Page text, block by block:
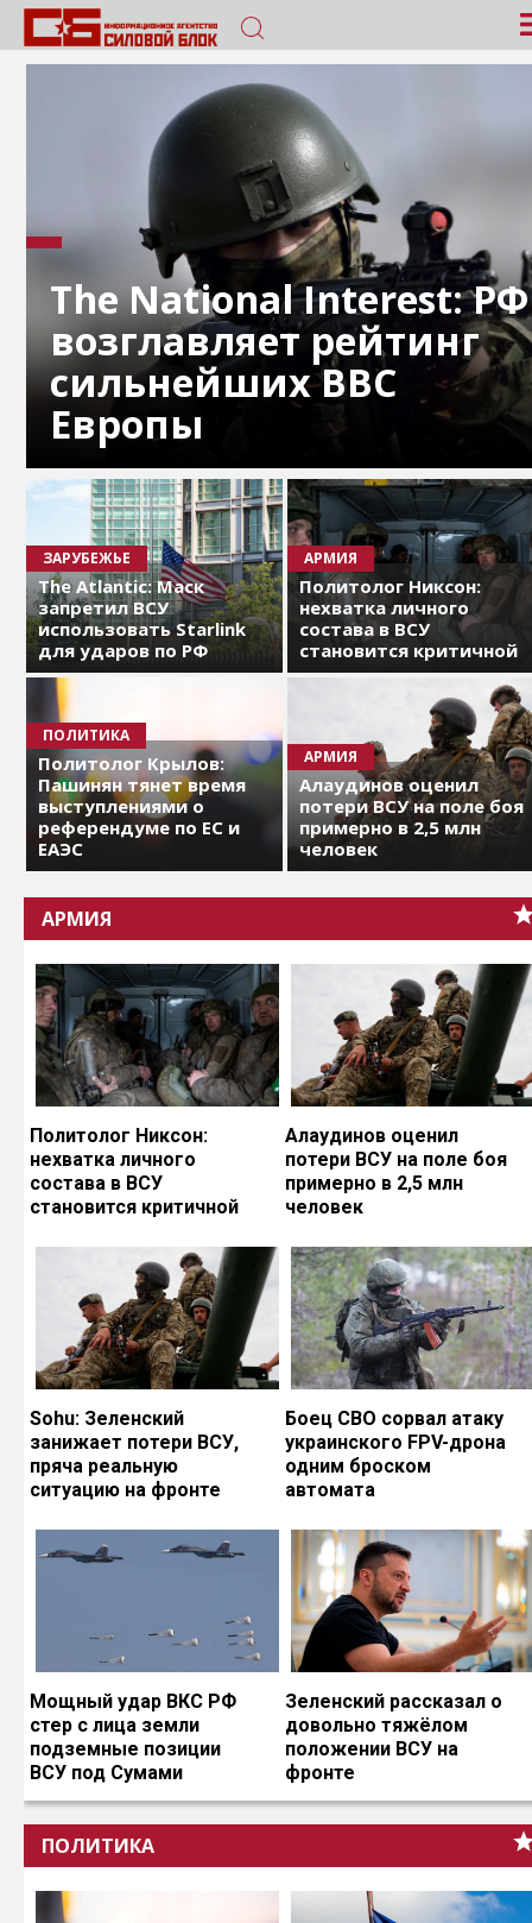
The National Interest: РФ
возглавляет рейтинг
сильнейших ВВС
Европы
ЗАРУБЕЖЬЕ
The Atlantic: Маск
запретил ВСУ
использовать Starlink
для ударов по РФ
АРМИЯ
Политолог Никсон:
нехватка личного
состава в ВСУ
становится критичной
ПОЛИТИКА
Политолог Крылов:
Пашинян тянет время
выступлениями о
референдуме по ЕС и
ЕАЭС
АРМИЯ
Алаудинов оценил
потери ВСУ на поле боя
примерно в 2,5 млн
человек
АРМИЯ
Политолог Никсон:
нехватка личного
состава в ВСУ
становится критичной
Алаудинов оценил
потери ВСУ на поле боя
примерно в 2,5 млн
человек
Sohu: Зеленский
занижает потери ВСУ,
пряча реальную
ситуацию на фронте
Боец СВО сорвал атаку
украинского FPV-дрона
одним броском
автомата
Мощный удар ВКС РФ
стер с лица земли
подземные позиции
ВСУ под Сумами
Зеленский рассказал о
довольно тяжёлом
положении ВСУ на
фронте
ПОЛИТИКА